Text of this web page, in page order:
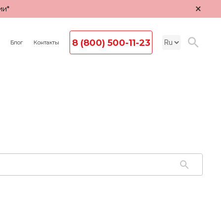
×
Блог Контакты 8 (800) 500-11-23